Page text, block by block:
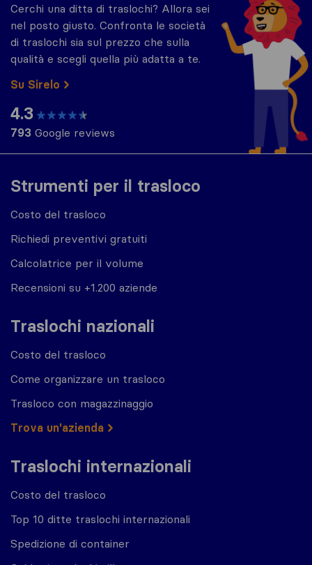
Strumenti per il trasloco
Costo del trasloco
Richiedi preventivi gratuiti
Calcolatrice per il volume
Recensioni su +1.200 aziende
Traslochi nazionali
Costo del trasloco
Come organizzare un trasloco
Trasloco con magazzinaggio
Trova un'azienda
Traslochi internazionali
Costo del trasloco
Top 10 ditte traslochi internazionali
Spedizione di container
Cerchi una ditta di traslochi? Allora sei
nel posto giusto. Confronta le società
di traslochi sia sul prezzo che sulla
qualità e scegli quella più adatta a te.
Su Sirelo
4.3
793 Google reviews